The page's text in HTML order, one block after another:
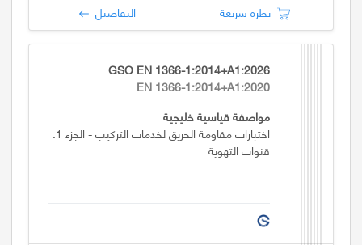
نظرة سريعة التفاصيل
GSO EN 1366-1:2014+A1:2026
EN 1366-1:2014+A1:2020
مواصفة قياسية خليجية
اختبارات مقاومة الحريق لخدمات التركيب - الجزء 1:
قنوات التهوية